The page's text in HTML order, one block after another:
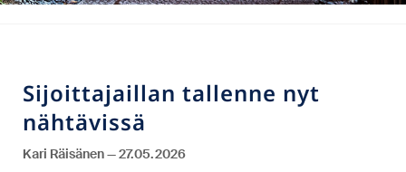
Sijoittajaillan tallenne nyt
nähtävissä
Kari Räisänen
27.05.2026